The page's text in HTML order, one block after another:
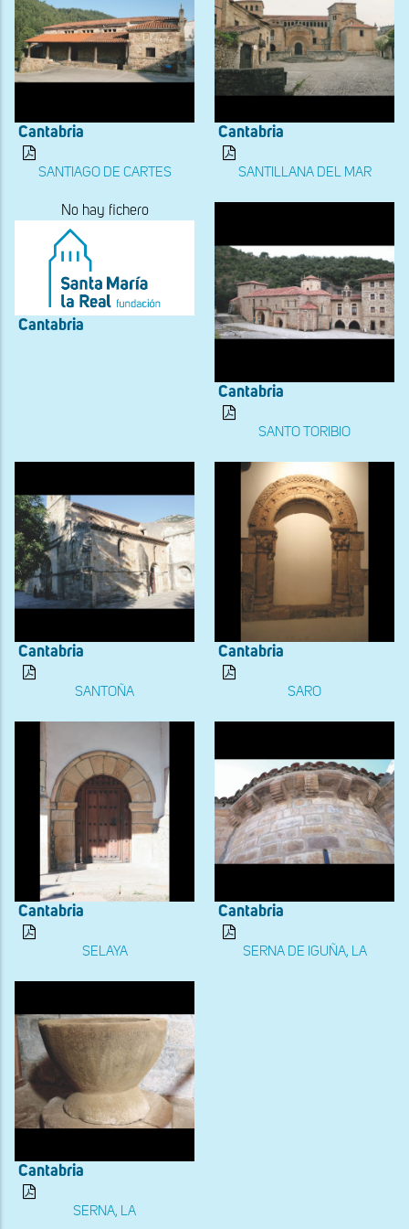
Cantabria
SANTIAGO DE CARTES
Cantabria
SANTILLANA DEL MAR
No hay fichero
Cantabria
Cantabria
SANTO TORIBIO
Cantabria
SANTOÑA
Cantabria
SARO
Cantabria
SELAYA
Cantabria
SERNA DE IGUÑA, LA
Cantabria
SERNA, LA